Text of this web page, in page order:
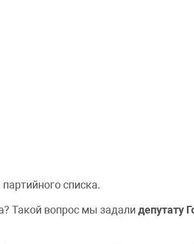
списка.
Такой вопрос мы задалидепутату